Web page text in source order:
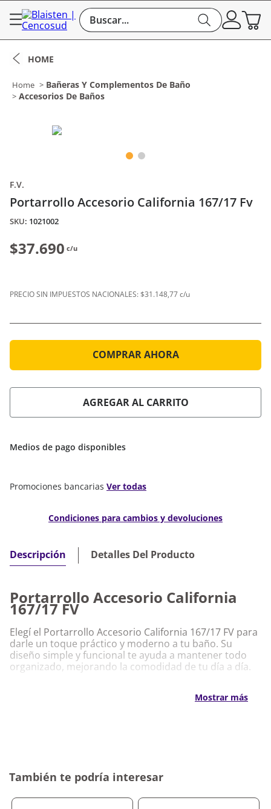
Buscar...
Bañeras Y Complementos De Baño
Accesorios De Baños
F.V.
Portarrollo Accesorio California 167/17 Fv
: 1021002
$37.690 c/u
PRECIO SIN IMPUESTOS NACIONALES:$31.148,77 c/u
COMPRAR AHORA
AGREGAR AL CARRITO
Medios de pago disponibles
Promociones bancarias Ver todas
Condiciones para cambios y devoluciones
Descripción Detalles Del Producto
Portarrollo Accesorio California
167/17 FV
Elegí el Portarrollo Accesorio California 167/17 FV para
darle un toque práctico y moderno a tu baño. Su
diseño simple y funcional te ayuda a mantener todo
organizado, mejorando la comodidad de tu día a día.
Ideal para tener el papel higiénico siempre a mano
y en su lugar
Mostrar más
También te podría interesar